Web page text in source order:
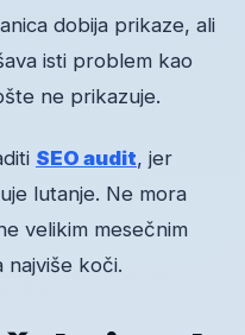
dobija prikaze, ali
isti problem kao
ne prikazuje.
SEO audit, jer
lutanje. Ne mora
velikim mesečnim
najviše koči.